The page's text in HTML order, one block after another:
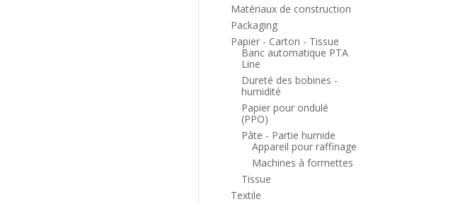
Matériaux de construction
Packaging
Papier - Carton - Tissue
Banc automatique PTA
Line
Dureté des bobines -
humidité
Papier pour ondulé
(PPO)
Pâte - Partie humide
Appareil pour raffinage
Machines à formettes
Tissue
Textile